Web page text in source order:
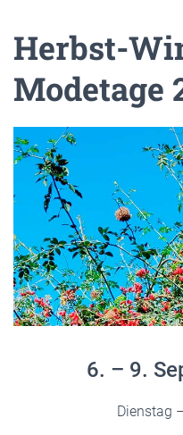
Herbst-
Modetage
6. – 9.
Dienstag